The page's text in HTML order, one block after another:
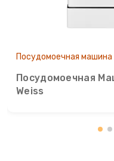
Посудомоечная машина
Посудомоечная
Weiss